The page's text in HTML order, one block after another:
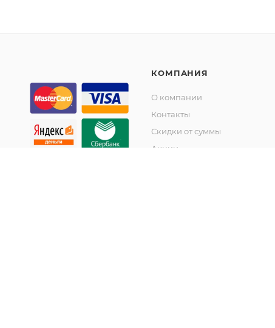
КОМПАНИЯ
О компании
Контакты
Скидки от суммы
Акции